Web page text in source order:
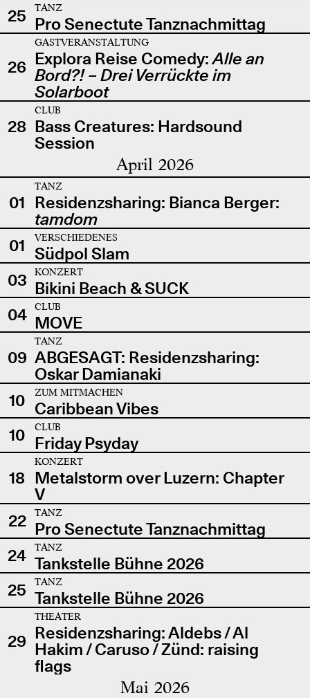
25
TANZ
Pro Senectute Tanznachmittag
26
GASTVERANSTALTUNG
Explora Reise Comedy:Alle an
Bord?! – Drei Verrückte im
Solarboot
28
CLUB
Bass Creatures: Hardsound
Session
April 2026
01
TANZ
Residenzsharing: Bianca Berger:
tamdom
01
VERSCHIEDENES
Südpol Slam
03
KONZERT
Bikini Beach & SUCK
04
CLUB
MOVE
09
TANZ
ABGESAGT: Residenzsharing:
Oskar Damianaki
10
ZUM MITMACHEN
Caribbean Vibes
10
CLUB
Friday Psyday
18
KONZERT
Metalstorm over Luzern: Chapter
V
22
TANZ
Pro Senectute Tanznachmittag
24
TANZ
Tankstelle Bühne 2026
25
TANZ
Tankstelle Bühne 2026
29
THEATER
Residenzsharing: Aldebs / Al
Hakim / Caruso / Zünd: raising
flags
Mai 2026